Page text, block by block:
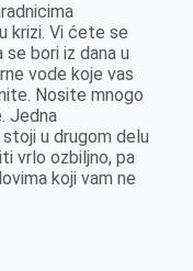
krizi. Vi ćete se
bori iz dana u
vode koje vas
Nosite mnogo
Jedna
u drugom delu
vrlo ozbiljno, pa
koji vam ne